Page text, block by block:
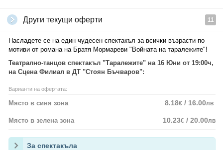
Други текущи оферти 11
Насладете се на един чудесен спектакъл за всички възрасти по
мотиви от романа на Братя Мормареви "Войната на таралежите"!
Театрално-танцов спектакъл "Таралежите" на 16 Юни от 19:00ч,
на Сцена Филиал в ДТ "Стоян Бъчваров":
Варианти на офертата:
Място в синя зона 8.18€ / 16.00лв
Място в зелена зона 10.23€ / 20.00лв
За спектакъла